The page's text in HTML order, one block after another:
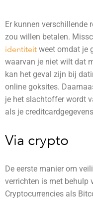
Er kunnen verschillende
zou willen betalen.
identiteit weet omdat je
waarvan je niet wilt dat
kan het geval zijn bij
online goksites.
je het slachtoffer wordt
als je
Via crypto
De eerste manier om
verrichten is met behulp
Cryptocurrencies als